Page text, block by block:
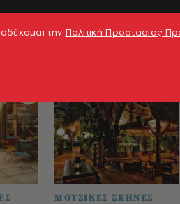
ΜΟΥΣΙΚΕΣ ΣΚΗΝΕΣ
την Πολιτική Προστασίας